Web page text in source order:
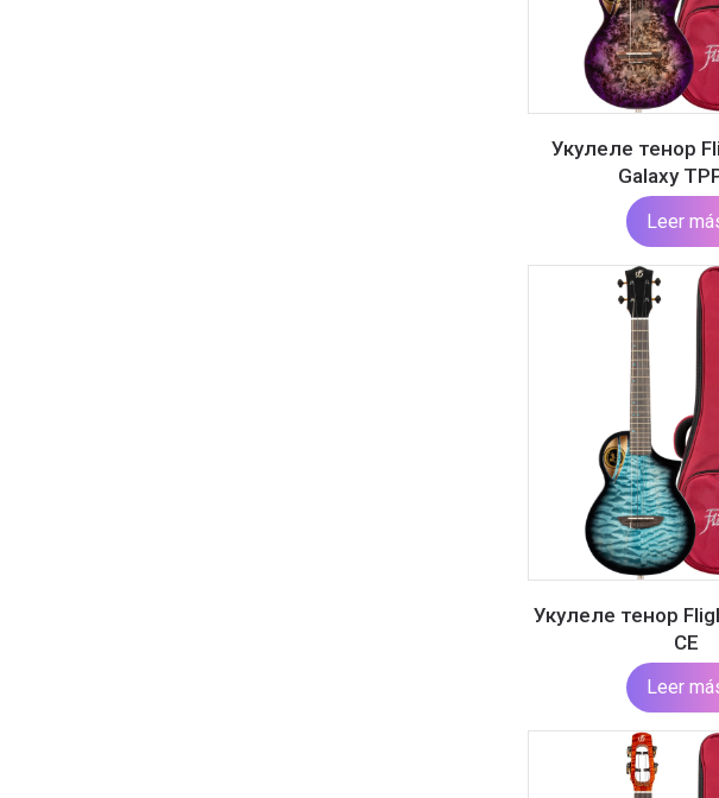
Укулеле тенор
Galaxy
Leer
Укулеле тенор
CE
Leer